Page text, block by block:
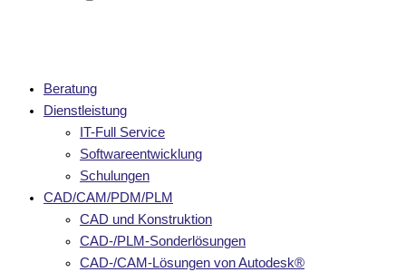
Beratung
Dienstleistung
IT-Full Service
Softwareentwicklung
Schulungen
CAD/CAM/PDM/PLM
CAD und Konstruktion
CAD-/PLM-Sonderlösungen
CAD-/CAM-Lösungen von Autodesk®